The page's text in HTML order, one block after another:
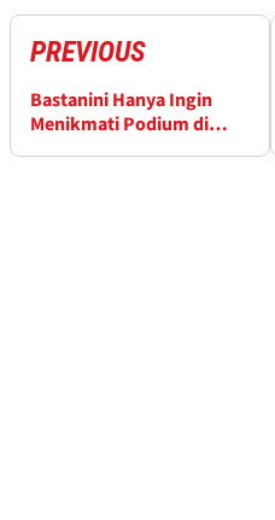
PREVIOUS
Bastanini Hanya Ingin
Menikmati Podium di